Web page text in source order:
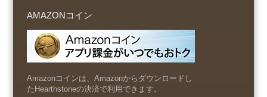
AMAZONコイン
Amazonコインは、Amazonからダウンロードし
たHearthstoneの決済で利用できます。